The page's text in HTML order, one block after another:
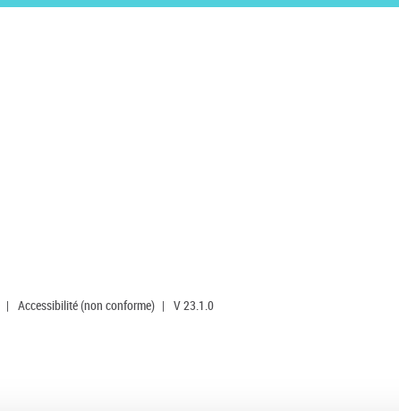
| Accessibilité (non conforme) | V 23.1.0